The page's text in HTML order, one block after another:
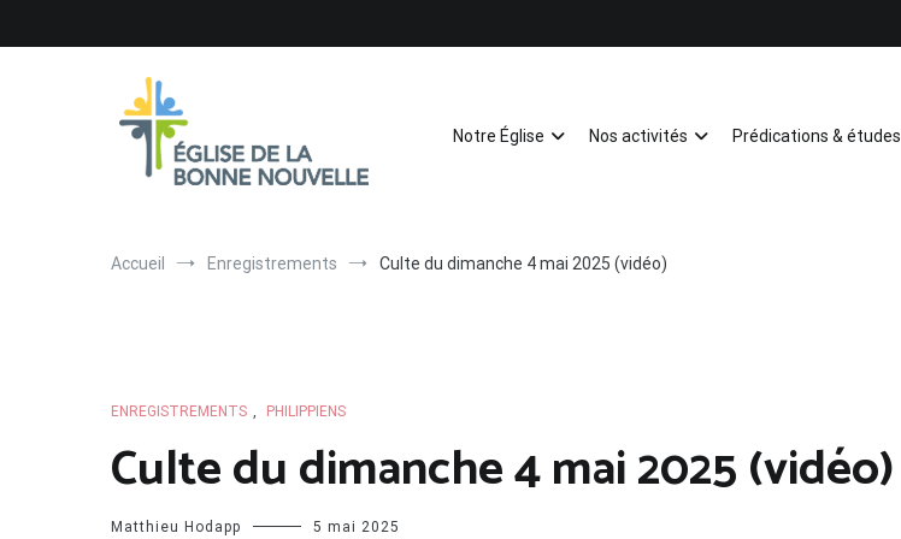
Notre Église Nos activités Prédications & études
Accueil Enregistrements Culte du dimanche 4 mai 2025 (vidéo)
ENREGISTREMENTS , PHILIPPIENS
Culte du dimanche 4 mai 2025 (vidéo)
Matthieu Hodapp 5 mai 2025